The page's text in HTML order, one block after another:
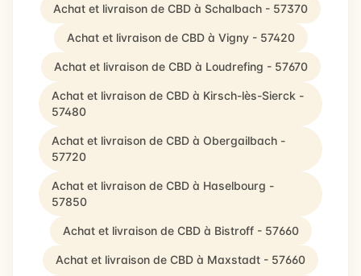
Achat et livraison de CBD à Schalbach - 57370
Achat et livraison de CBD à Vigny - 57420
Achat et livraison de CBD à Loudrefing - 57670
Achat et livraison de CBD à Kirsch-lès-Sierck -
57480
Achat et livraison de CBD à Obergailbach -
57720
Achat et livraison de CBD à Haselbourg -
57850
Achat et livraison de CBD à Bistroff - 57660
Achat et livraison de CBD à Maxstadt - 57660